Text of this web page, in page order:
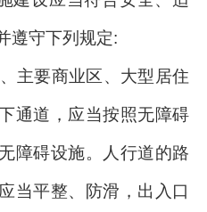
遵守下列规定:
主要商业区、大型居住
通道，应当按照无障碍
障碍设施。人行道的路
当平整、防滑，出入口